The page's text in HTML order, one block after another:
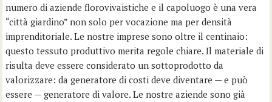
numero di aziende florovivaistiche e il capoluogo è una vera
“città giardino” non solo per vocazione ma per densità
imprenditoriale. Le nostre imprese sono oltre il centinaio:
questo tessuto produttivo merita regole chiare. Il materiale di
risulta deve essere considerato un sottoprodotto da
valorizzare: da generatore di costi deve diventare — e può
essere — generatore di valore. Le nostre aziende sono già